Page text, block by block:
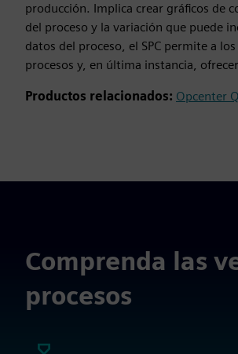
producción. Implica crear gráficos de
del proceso y la variación que puede
datos del proceso, el SPC permite a
procesos y, en última instancia,
Productos relacionados: Opcenter
Comprenda las
procesos